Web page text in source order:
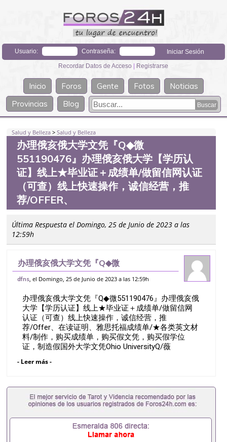
Usuario: Contraseña:
Recordar Datos de Acceso | Registrarse
Inicio Foros Gente Fotos
Noticias
Provincias
Blog
Salud y Belleza >Salud y Belleza
办理俄亥俄大学文凭『Q◆微
551190476』办理俄亥俄大学【学历认
证】线上★毕业证＋成绩单/做留信网认证
（可查）线上快速操作，诚信经营，推
荐/OFFER、
Última Respuesta el Domingo, 25 de Junio de 2023 a las
12:59h
办理俄亥俄大学文凭『Q◆微
551190476』办理俄亥俄大学【学历认
（可查）线上快速操作，诚信经营，推
荐/Offer、
dfns , el Domingo, 25 de Junio de 2023 a las 12:59h
办理俄亥俄大学文凭『Q◆微551190476』办理俄亥俄
大学【学历认证】线上★毕业证＋成绩单/做留信网
认证（可查）线上快速操作，诚信经营，推
荐/Offer、在读证明、雅思托福成绩单/★各类英文材
料/制作，购买成绩单，购买假文凭，购买假学位
证，制造假国外大学文凭Ohio UniversityQ/薇
理教育部认证办理大使馆认证办理留学归国证明办理
理录取通知书办理学位证书办理美国文凭办理澳洲文
凭办理英国文凭办理加拿大文凭办理德国文凭 一、快
速办理材料： 1、毕业证+成绩单+留学回国人员证明
备证明材料，给父母及亲朋好友一份完美交代）；
2、雅思、托福，OFFER，在读证明，学生卡等留学
- Leer más -